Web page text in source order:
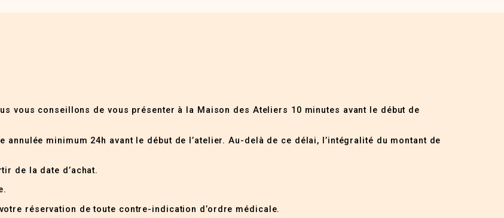
vous conseillons de vous présenter à la Maison des Ateliers 10 minutes avant le début de
annulée minimum 24h avant le début de l’atelier. Au-delà de ce délai, l’intégralité du montant de
de la date d’achat.
réservation de toute contre-indication d’ordre médicale.